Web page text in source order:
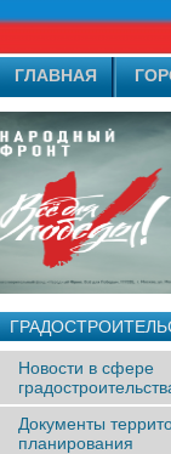
ГЛАВНАЯ
Новости в сфере
Документы
планирования